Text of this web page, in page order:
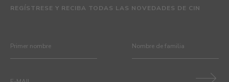
REGÍSTRESE Y RECIBA TODAS LAS NOVEDADES DE CIN